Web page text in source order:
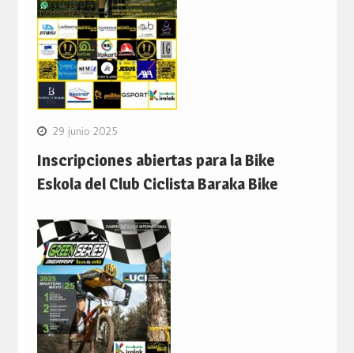
29 junio 2025
Inscripciones abiertas para la Bike
Eskola del Club Ciclista Baraka Bike